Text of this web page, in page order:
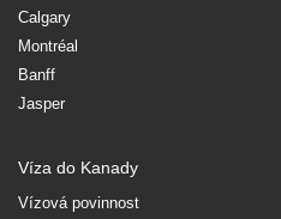
Calgary
Montréal
Banff
Jasper
Víza do Kanady
Vízová povinnost